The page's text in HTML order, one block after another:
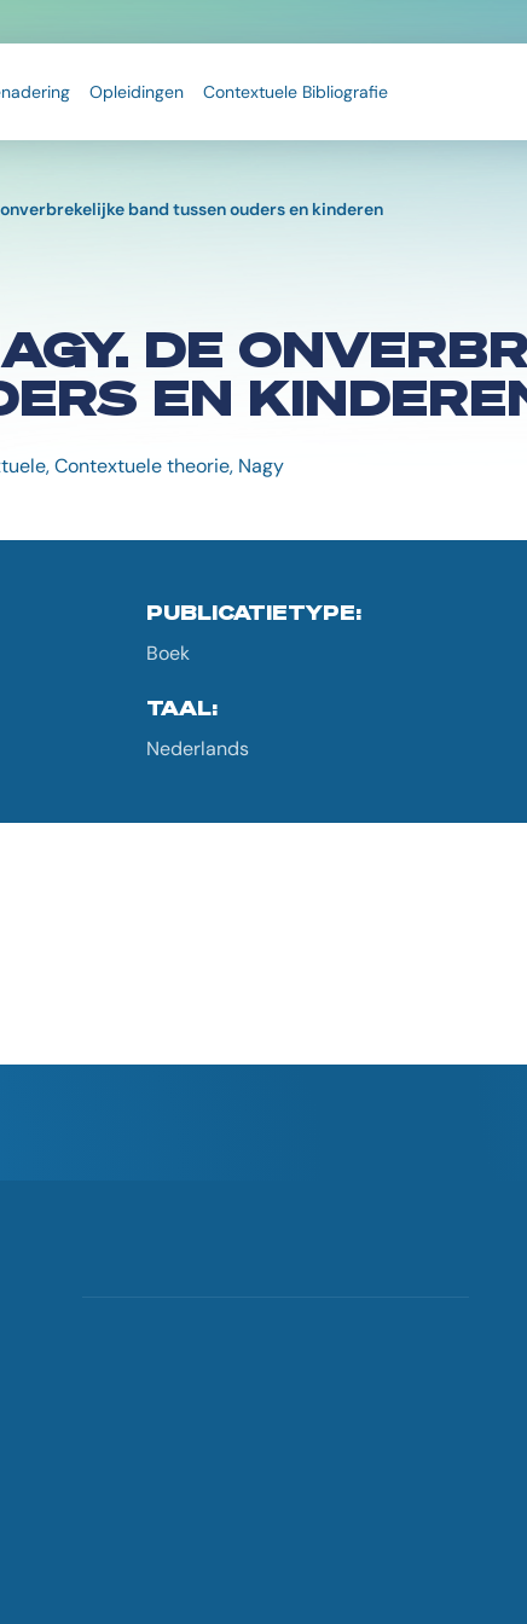
Opleidingen Contextuele Bibliografie
band tussen ouders en kinderen
DE
EN
Contextuele theorie, Nagy
PUBLICATIETYPE:
Boek
TAAL:
Nederlands